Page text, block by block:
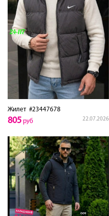
Жилет#23447678
22.07.2026
805 руб